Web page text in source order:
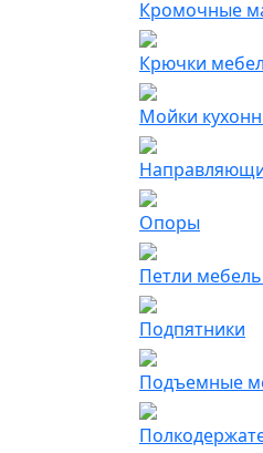
Кромочные
Крючки
Мойки
Опоры
Петли
Подпятники
Подъемные